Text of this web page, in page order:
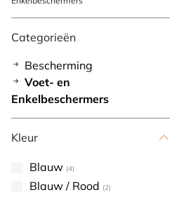
Categorieën
Bescherming
Voet- en
Enkelbeschermers
Kleur
Blauw (4)
Blauw / Rood (2)